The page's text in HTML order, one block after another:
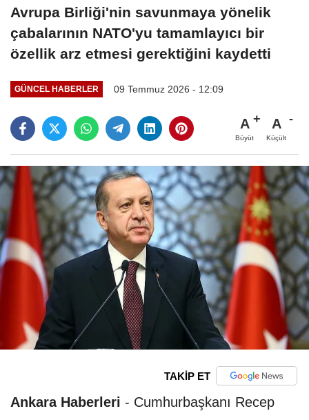
Avrupa Birliği'nin savunmaya yönelik
çabalarının NATO'yu tamamlayıcı bir
özellik arz etmesi gerektiğini kaydetti
GÜNCEL HABERLER 09 Temmuz 2026 - 12:09
A
Büyüt
A
Küçült
TAKİP ET
Ankara Haberleri - Cumhurbaşkanı Recep